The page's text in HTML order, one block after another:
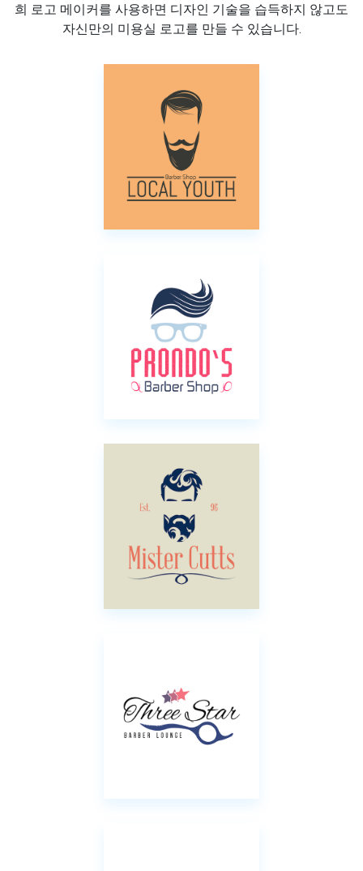
희 로고 메이커를 사용하면 디자인 기술을 습득하지 않고도
자신만의 미용실 로고를 만들 수 있습니다.